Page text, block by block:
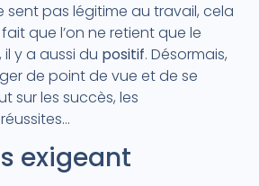
sent pas légitime au travail, cela
que l’on ne retient que le
y a aussi du positif. Désormais,
de point de vue et de se
sur les succès, les
exigeant